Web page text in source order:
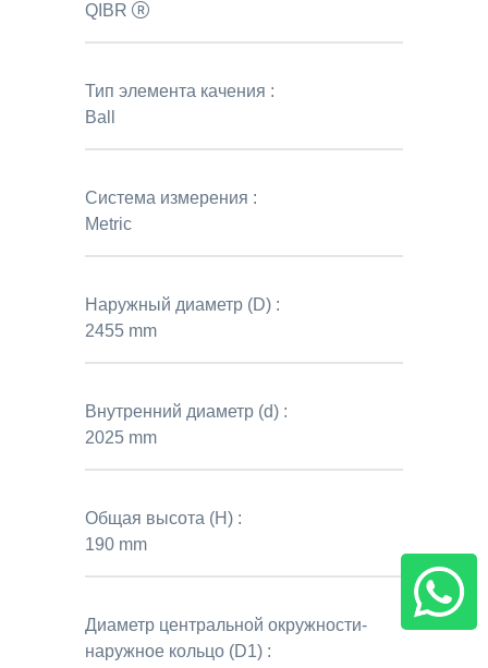
QIBR
Тип элемента качения :
Ball
Система измерения :
Metric
Наружный диаметр (D) :
2455 mm
Внутренний диаметр (d) :
2025 mm
Общая высота (H) :
190 mm
Диаметр центральной окружности-
наружное кольцо (D1) :